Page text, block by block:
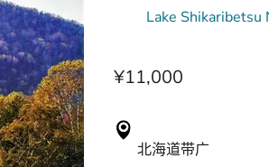
Lake Shikaribetsu
¥11,000
北海道带广